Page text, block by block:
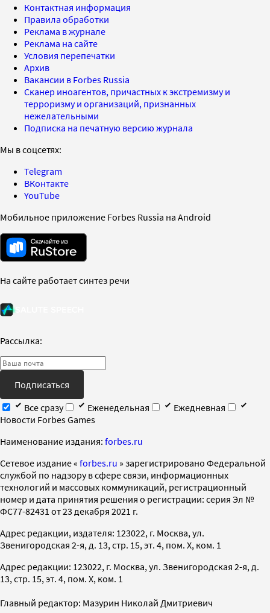
Контактная информация
Правила обработки
Реклама в журнале
Реклама на сайте
Условия перепечатки
Архив
Вакансии в Forbes Russia
Сканер иноагентов, причастных к экстремизму и
терроризму и организаций, признанных
нежелательными
Подписка на печатную версию журнала
Мы в соцсетях:
Telegram
ВКонтакте
YouTube
Мобильное приложение Forbes Russia на Android
На сайте работает синтез речи
Рассылка:
Подписаться
Все сразу
Еженедельная
Ежедневная
Новости Forbes Games
Наименование издания: forbes.ru
Cетевое издание « forbes.ru » зарегистрировано Федеральной
службой по надзору в сфере связи, информационных
технологий и массовых коммуникаций, регистрационный
номер и дата принятия решения о регистрации: серия Эл №
ФС77-82431 от 23 декабря 2021 г.
Адрес редакции, издателя: 123022, г. Москва, ул.
Звенигородская 2-я, д. 13, стр. 15, эт. 4, пом. X, ком. 1
Адрес редакции: 123022, г. Москва, ул. Звенигородская 2-я, д.
13, стр. 15, эт. 4, пом. X, ком. 1
Главный редактор: Мазурин Николай Дмитриевич